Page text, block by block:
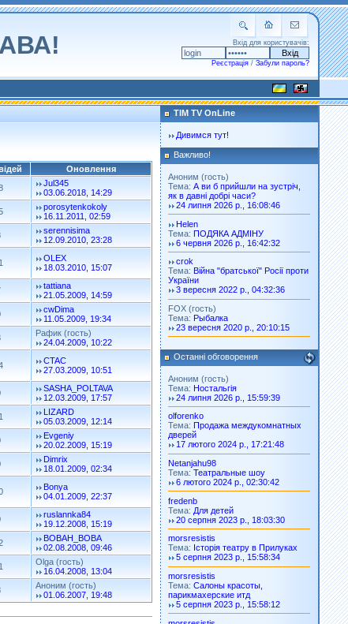
Вхід для користувачів:
Реєстрація / Забули пароль?
Оновлення
Jul345
03.06.2018, 14:29
porosytenkokoly
16.11.2011, 02:59
serennisima
12.09.2010, 23:28
OLEX
18.03.2010, 15:07
tattiana
21.05.2009, 14:59
cwDima
11.05.2009, 19:34
Рафик (гость)
24.04.2009, 10:22
CTAC
27.03.2009, 10:51
SASHA_POLTAVA
12.03.2009, 17:57
LIZARD
05.03.2009, 12:14
Evgeniy
20.02.2009, 15:19
Dimrix
18.01.2009, 02:34
Bonya
04.01.2009, 22:37
ruslannka84
19.12.2008, 15:19
BOBAH_BOBA
02.08.2008, 09:46
Olga (гость)
16.04.2008, 13:04
Аноним (гость)
01.06.2007, 19:48
TIM TV OnLine
Дивимся тут!
Важливо!
Аноним (гость)
Тема: А ви б прийшли на зустріч,
як в давні добрі часи?
24 липня 2026 р., 16:08:46
Helen
Тема: ПОДЯКА АДМІНУ
6 червня 2026 р., 16:42:32
crok
Тема: Війна "братської" Росії проти
України
3 вересня 2022 р., 04:32:36
FOX (гость)
Тема: Рыбалка
23 вересня 2020 р., 20:10:15
Останні обговорення
Аноним (гость)
Тема: Ностальгія
24 липня 2026 р., 15:59:39
olforenko
Тема: Продажа междукомнатных
дверей
17 лютого 2024 р., 17:21:48
Netanjahu98
Тема: Театральные шоу
6 лютого 2024 р., 02:30:42
fredenb
Тема: Для детей
20 серпня 2023 р., 18:03:30
morsresistis
Тема: Історія театру в Прилуках
5 серпня 2023 р., 15:58:34
morsresistis
Тема: Салоны красоты,
парикмахерские итд
5 серпня 2023 р., 15:58:12